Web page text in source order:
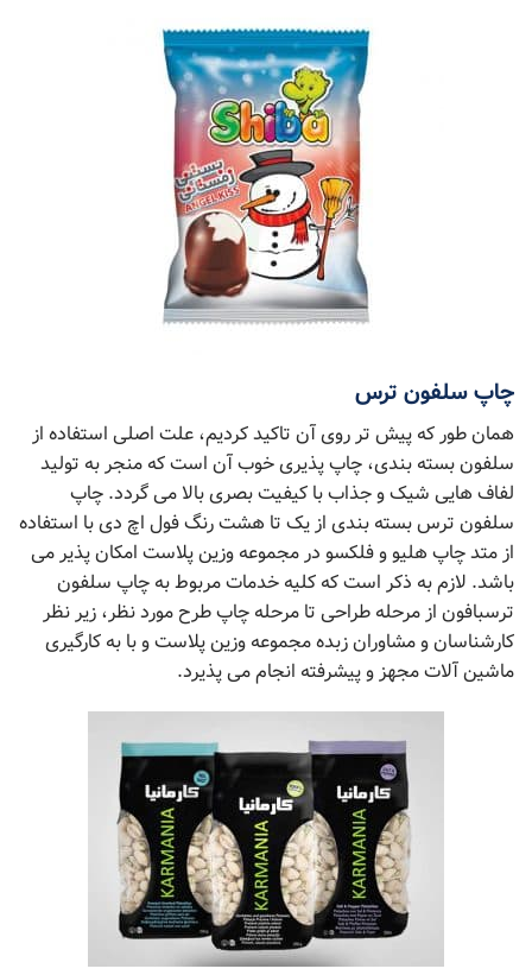
چاپ سلفون ترس
همان طور که پیش تر روی آن تاکید کردیم، علت اصلی استفاده از
سلفون بسته بندی، چاپ پذیری خوب آن است که منجر به تولید
لفاف هایی شیک و جذاب با کیفیت بصری بالا می گردد. چاپ
سلفون ترس بسته بندی از یک تا هشت رنگ فول اچ دی با استفاده
از متد چاپ هلیو و فلکسو در مجموعه وزین پلاست امکان پذیر می
باشد. لازم به ذکر است که کلیه خدمات مربوط به چاپ سلفون
ترسبافون از مرحله طراحی تا مرحله چاپ طرح مورد نظر، زیر نظر
کارشناسان و مشاوران زبده مجموعه وزین پلاست و با به کارگیری
ماشین آلات مجهز و پیشرفته انجام می پذیرد.